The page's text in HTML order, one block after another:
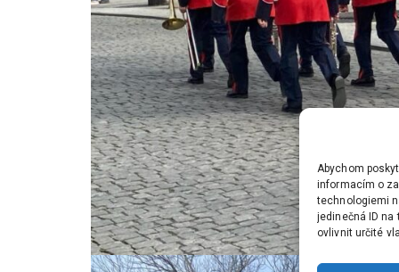
Abychom
informacím o
technologiemi
jedinečná ID na
ovlivnit určité